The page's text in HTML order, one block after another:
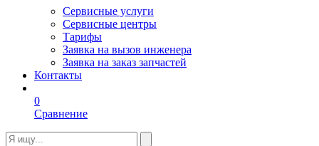
Сервисные услуги
Сервисные центры
Тарифы
Заявка на вызов инженера
Заявка на заказ запчастей
Контакты
0
Сравнение